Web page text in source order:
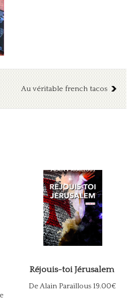
Au véritable french tacos
Réjouis-toi Jérusalem
De Alain Paraillous 19.00€